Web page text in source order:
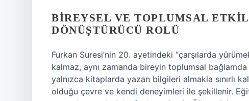
BIREYSEL VE TOPLUMSAL
DÖNÜŞTÜRÜCÜ ROLÜ
Furkan Suresi’nin 20. ayetindeki “çarşılarda
kalmaz, aynı zamanda bireyin toplumsal
yalnızca kitaplarda yazan bilgileri almakla sınırlı
olduğu çevre ve kendi deneyimleri ile şekillenir.